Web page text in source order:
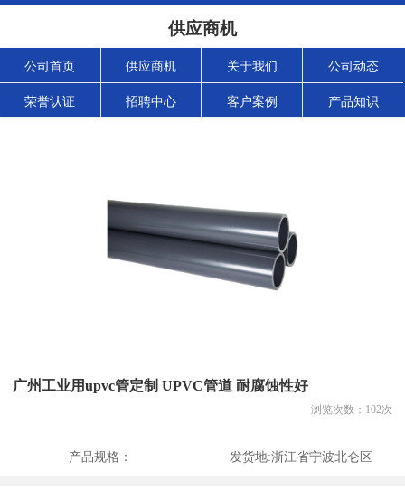
供应商机
公司首页 供应商机 关于我们 公司动态
荣誉认证 招聘中心 客户案例 产品知识
广州工业用upvc管定制 UPVC管道 耐腐蚀性好
浏览次数： 102次
产品规格： 发货地:浙江省宁波北仑区